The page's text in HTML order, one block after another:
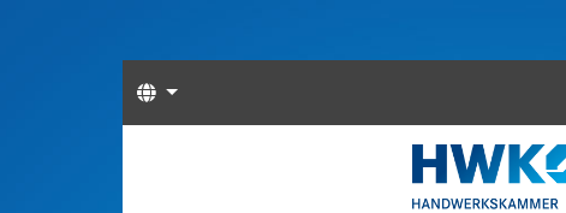
Sprachen